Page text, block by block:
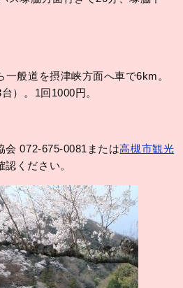
般道を摂津峡方面へ車で6km。
）。1回1000円。
会 072-675-0081または高槻市観光
認ください。